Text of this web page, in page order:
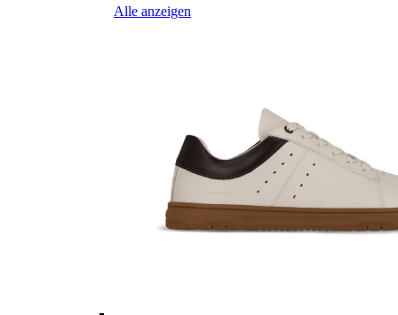
Alle anzeigen